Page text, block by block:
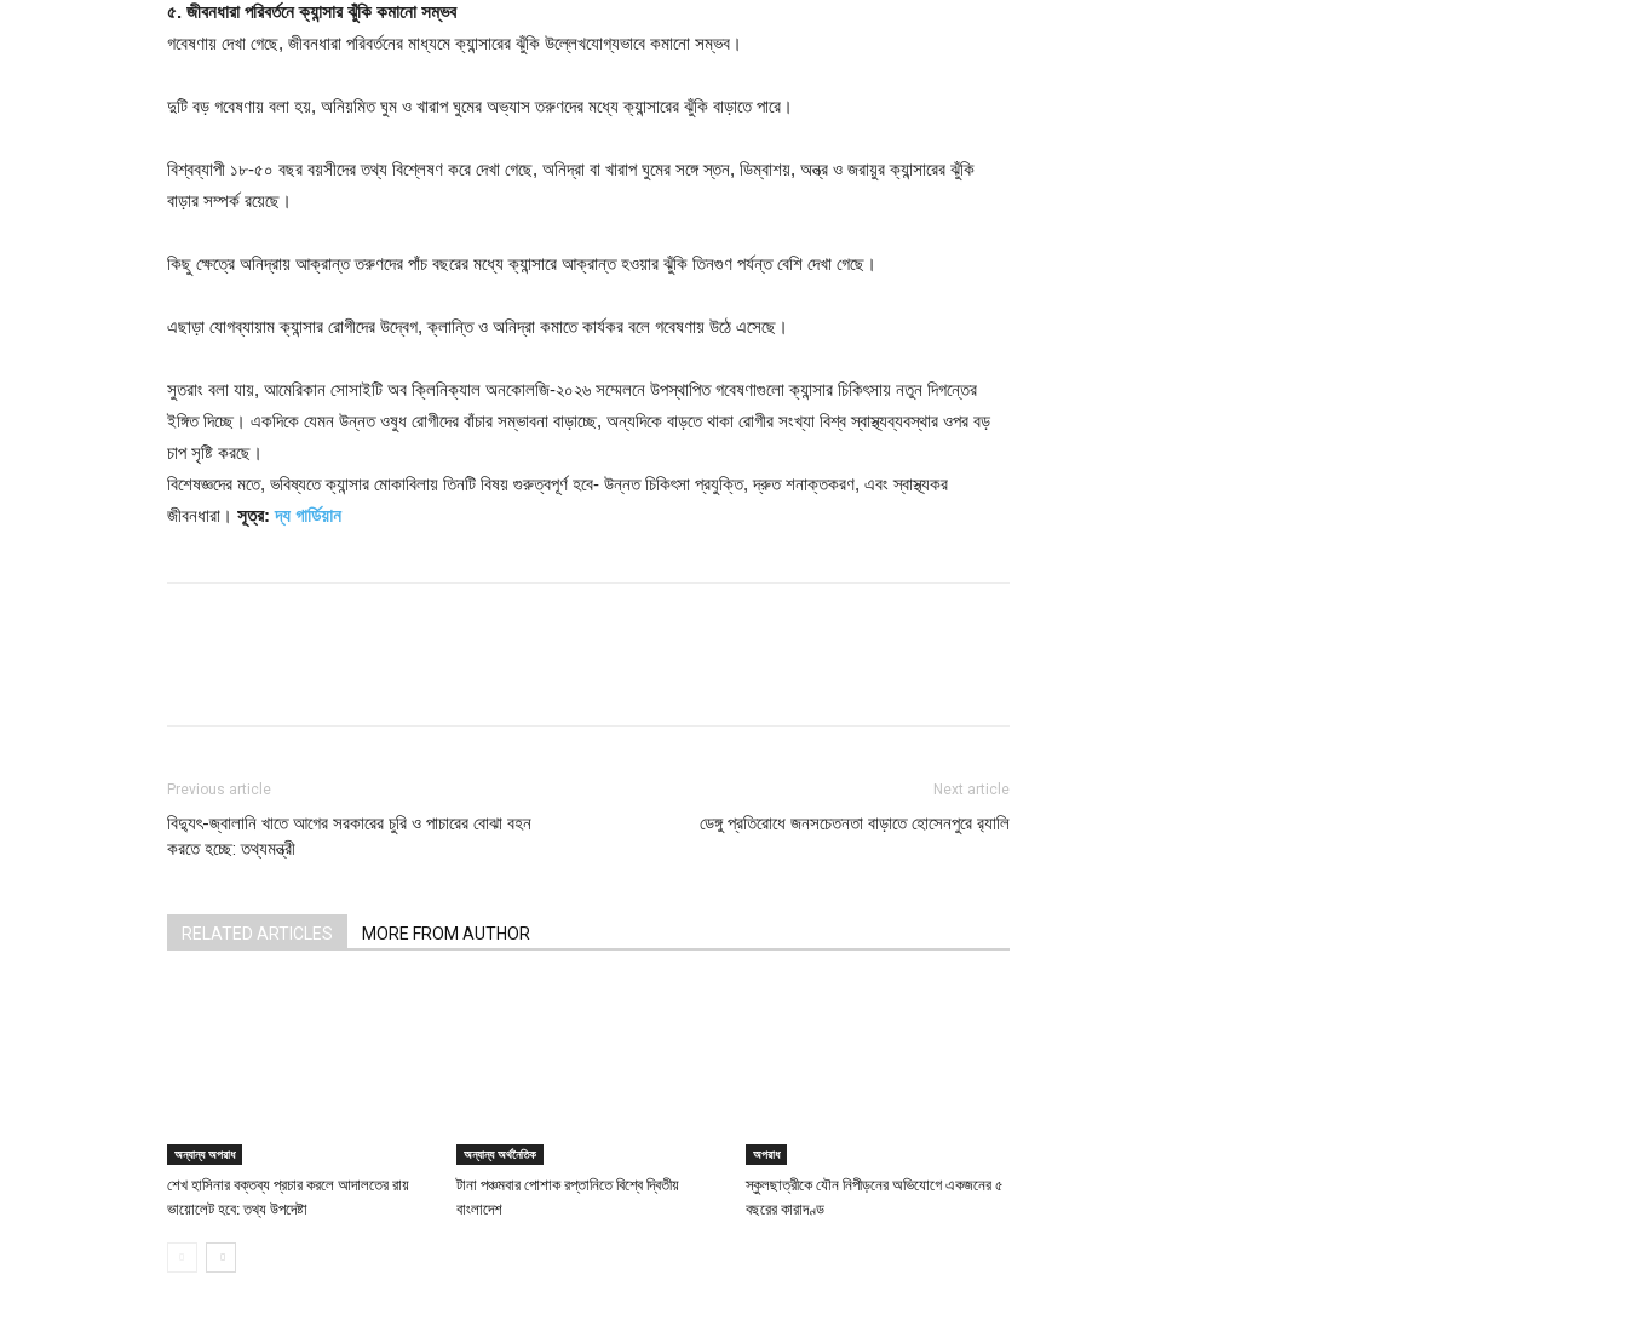
৫. জীবনধারা পরিবর্তনে ক্যান্সার ঝুঁকি কমানো সম্ভব
গবেষণায় দেখা গেছে, জীবনধারা পরিবর্তনের মাধ্যমে ক্যান্সারের ঝুঁকি উল্লেখযোগ্যভাবে কমানো সম্ভব।
দুটি বড় গবেষণায় বলা হয়, অনিয়মিত ঘুম ও খারাপ ঘুমের অভ্যাস তরুণদের মধ্যে ক্যান্সারের ঝুঁকি বাড়াতে পারে।
বিশ্বব্যাপী ১৮-৫০ বছর বয়সীদের তথ্য বিশ্লেষণ করে দেখা গেছে, অনিদ্রা বা খারাপ ঘুমের সঙ্গে স্তন, ডিম্বাশয়, অন্ত্র ও জরায়ুর ক্যান্সারের ঝুঁকি
বাড়ার সম্পর্ক রয়েছে।
কিছু ক্ষেত্রে অনিদ্রায় আক্রান্ত তরুণদের পাঁচ বছরের মধ্যে ক্যান্সারে আক্রান্ত হওয়ার ঝুঁকি তিনগুণ পর্যন্ত বেশি দেখা গেছে।
এছাড়া যোগব্যায়াম ক্যান্সার রোগীদের উদ্বেগ, ক্লান্তি ও অনিদ্রা কমাতে কার্যকর বলে গবেষণায় উঠে এসেছে।
সুতরাং বলা যায়, আমেরিকান সোসাইটি অব ক্লিনিক্যাল অনকোলজি-২০২৬ সম্মেলনে উপস্থাপিত গবেষণাগুলো ক্যান্সার চিকিৎসায় নতুন দিগন্তের
ইঙ্গিত দিচ্ছে। একদিকে যেমন উন্নত ওষুধ রোগীদের বাঁচার সম্ভাবনা বাড়াচ্ছে, অন্যদিকে বাড়তে থাকা রোগীর সংখ্যা বিশ্ব স্বাস্থ্যব্যবস্থার ওপর বড়
চাপ সৃষ্টি করছে।
বিশেষজ্ঞদের মতে, ভবিষ্যতে ক্যান্সার মোকাবিলায় তিনটি বিষয় গুরুত্বপূর্ণ হবে- উন্নত চিকিৎসা প্রযুক্তি, দ্রুত শনাক্তকরণ, এবং স্বাস্থ্যকর
জীবনধারা। সূত্র:দ্য গার্ডিয়ান
Previous article
বিদ্যুৎ-জ্বালানি খাতে আগের সরকারের চুরি ও পাচারের বোঝা বহন
করতে হচ্ছে: তথ্যমন্ত্রী
Next article
ডেঙ্গু প্রতিরোধে জনসচেতনতা বাড়াতে হোসেনপুরে র‍্যালি
RELATED ARTICLES MORE FROM AUTHOR
অন্যান্য অপরাধ
শেখ হাসিনার বক্তব্য প্রচার করলে আদালতের রায়
ভায়োলেট হবে: তথ্য উপদেষ্টা
অন্যান্য অর্থনৈতিক
টানা পঞ্চমবার পোশাক রপ্তানিতে বিশ্বে দ্বিতীয়
বাংলাদেশ
অপরাধ
স্কুলছাত্রীকে যৌন নিপীড়নের অভিযোগে একজনের ৫
বছরের কারাদণ্ড